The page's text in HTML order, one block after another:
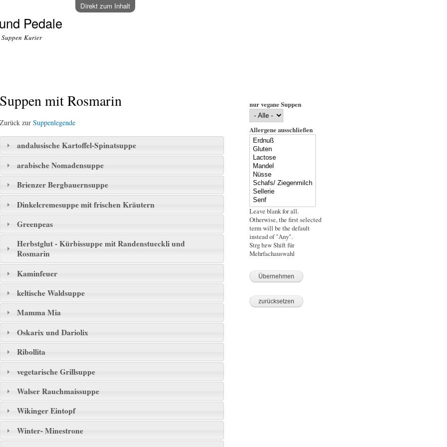
Direkt zum Inhalt
Pedale
Kurier
Suppen mit Rosmarin
Zurück zur Suppenlegende
andalusische Kartoffel-Spinatsuppe
arabische Nomadensuppe
Brienzer Bergbauernsuppe
Dinkelcremesuppe mit frischen Kräutern
Greenpeas
Herbstglut - Kürbissuppe mit Randenstueckli und
Rosmarin
Kaminfeuer
keltische Waldsuppe
Mamma Mia
Oskarix und Dariolix
Ribollita
vegetarische Grillsuppe
Walser Rauchmaissuppe
Wikinger Eintopf
Winter- Minestrone
nur vegane Suppen
Allergene ausschließen
Leave blank for all.
Otherwise, the first selected
term will be the default
instead of "Any".
Strg bzw Shift für
Mehrfachauswahl